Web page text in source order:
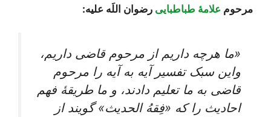
مرحوم علامۀ طباطبایی رضوان اللَه علیه:
«ما هرچه داریم از مرحوم قاضی داریم،
واین‌ سبک‌ تفسیر آیه‌ به‌ آیه‌ را مرحوم‌
قاضی‌ به ما تعلیم‌ دادند، و ما طریقۀ فهم‌
احادیث‌ را که‌ «فِقهُ الحدیث‌» گویند از